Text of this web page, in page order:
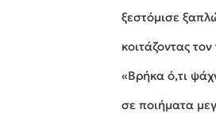
ξεστόμισε
κοιτάζοντας τον
«Βρήκα ό,τι
σε ποιήματα